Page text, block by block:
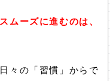
ムーズに進むのは、
々の「習慣」からで